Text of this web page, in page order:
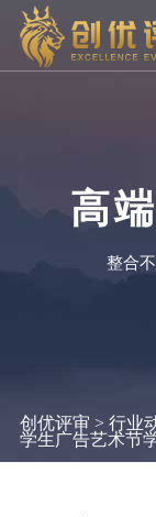
高
整合
创优评审 > 行业
学生广告艺术节